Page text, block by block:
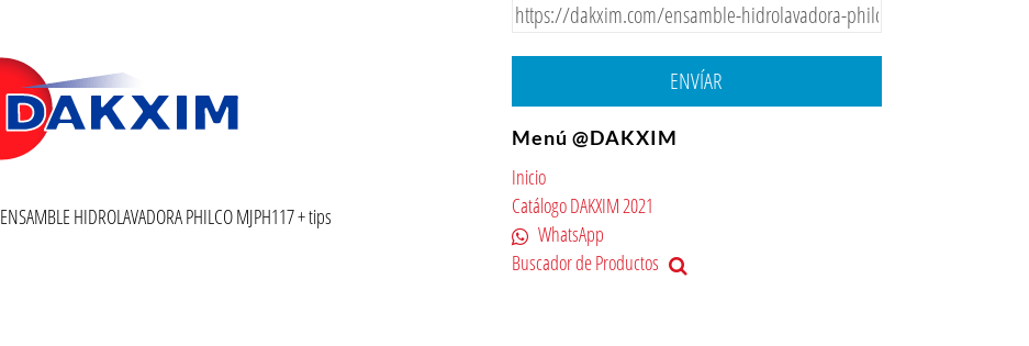
ENSAMBLE HIDROLAVADORA PHILCO MJPH117 + tips
ENVÍAR
Menú @DAKXIM
Inicio
Catálogo DAKXIM 2021
WhatsApp
Buscador de Productos